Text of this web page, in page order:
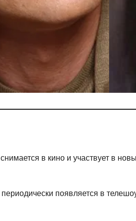
в кино и участвует в
появляется в